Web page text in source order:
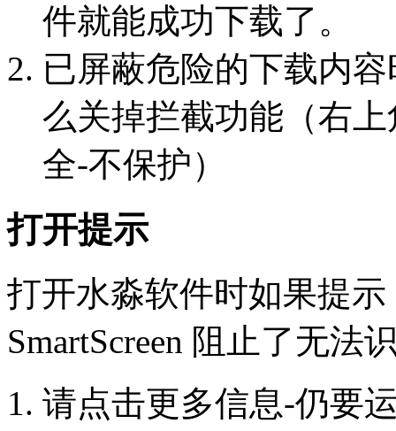
件就能成功下载了。
已屏蔽危险的下载内
么关掉拦截功能（右
全-不保护）
打开提示
打开水淼软件时如果提示
SmartScreen 阻止了无法
请点击更多信息-仍要